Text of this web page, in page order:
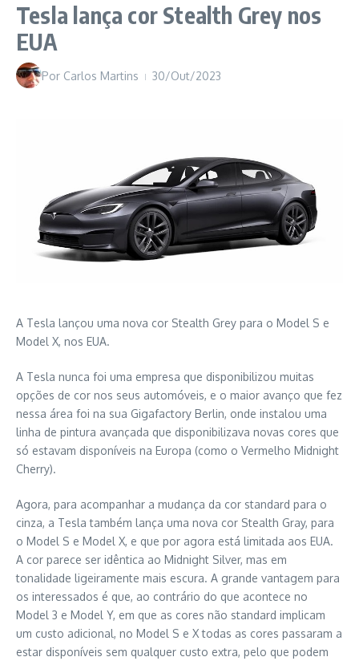
Tesla lança cor Stealth Grey nos
EUA
Por Carlos Martins 30/Out/2023
A Tesla lançou uma nova cor Stealth Grey para o Model S e
Model X, nos EUA.
A Tesla nunca foi uma empresa que disponibilizou muitas
opções de cor nos seus automóveis, e o maior avanço que fez
nessa área foi na sua Gigafactory Berlin, onde instalou uma
linha de pintura avançada que disponibilizava novas cores que
só estavam disponíveis na Europa (como o Vermelho Midnight
Cherry).
Agora, para acompanhar a mudança da cor standard para o
cinza, a Tesla também lança uma nova cor Stealth Gray, para
o Model S e Model X, e que por agora está limitada aos EUA.
A cor parece ser idêntica ao Midnight Silver, mas em
tonalidade ligeiramente mais escura. A grande vantagem para
os interessados é que, ao contrário do que acontece no
Model 3 e Model Y, em que as cores não standard implicam
um custo adicional, no Model S e X todas as cores passaram a
estar disponíveis sem qualquer custo extra, pelo que podem